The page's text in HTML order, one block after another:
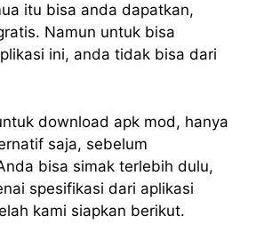
itu bisa anda dapatkan,
Namun untuk bisa
ini, anda tidak bisa dari
download apk mod, hanya
saja, sebelum
bisa simak terlebih dulu,
spesifikasi dari aplikasi
kami siapkan berikut.